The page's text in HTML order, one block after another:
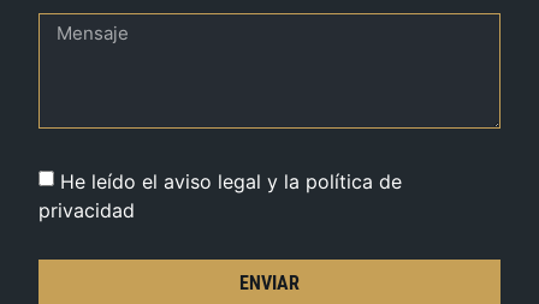
He leído el aviso legal y la política de
privacidad
ENVIAR